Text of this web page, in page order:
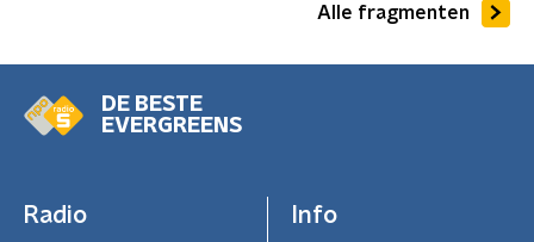
Alle fragmenten
DE BESTE
EVERGREENS
Radio Info